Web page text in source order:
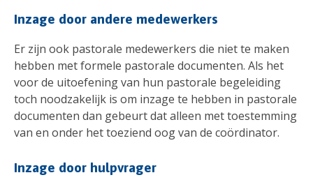
Inzage door andere medewerkers
Er zijn ook pastorale medewerkers die niet te maken
hebben met formele pastorale documenten. Als het
voor de uitoefening van hun pastorale begeleiding
toch noodzakelijk is om inzage te hebben in pastorale
documenten dan gebeurt dat alleen met toestemming
van en onder het toeziend oog van de coördinator.
Inzage door hulpvrager